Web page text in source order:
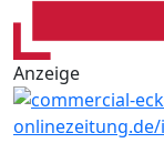
Anzeige